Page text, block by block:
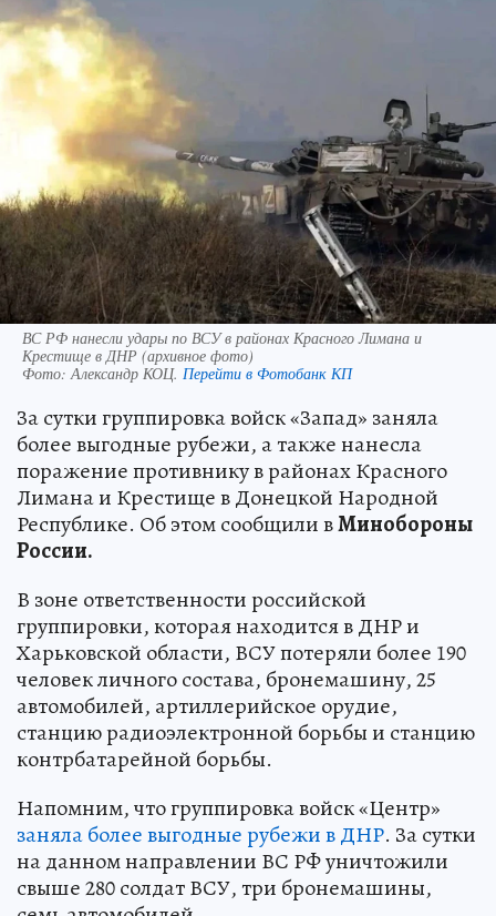
ВС РФ нанесли удары по ВСУ в районах Красного Лимана и
Крестище в ДНР (архивное фото)
Фото:Александр КОЦ. Перейти в Фотобанк КП
За сутки группировка войск «Запад» заняла
более выгодные рубежи, а также нанесла
поражение противнику в районах Красного
Лимана и Крестище в Донецкой Народной
Республике. Об этом сообщили вМинобороны
России.
В зоне ответственности российской
группировки, которая находится в ДНР и
Харьковской области, ВСУ потеряли более 190
человек личного состава, бронемашину, 25
автомобилей, артиллерийское орудие,
станцию радиоэлектронной борьбы и станцию
контрбатарейной борьбы.
Напомним, что группировка войск «Центр»
заняла более выгодные рубежи в ДНР. За сутки
на данном направлении ВС РФ уничтожили
свыше 280 солдат ВСУ, три бронемашины,